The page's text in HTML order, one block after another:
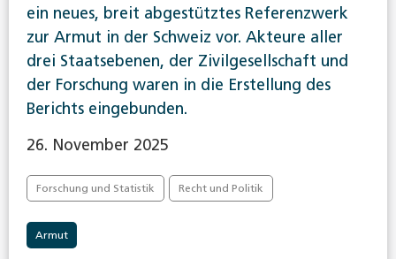
ein neues, breit abgestütztes Referenzwerk
zur Armut in der Schweiz vor. Akteure aller
drei Staatsebenen, der Zivilgesellschaft und
der Forschung waren in die Erstellung des
Berichts eingebunden.
26. November 2025
Forschung und Statistik Recht und Politik
Armut